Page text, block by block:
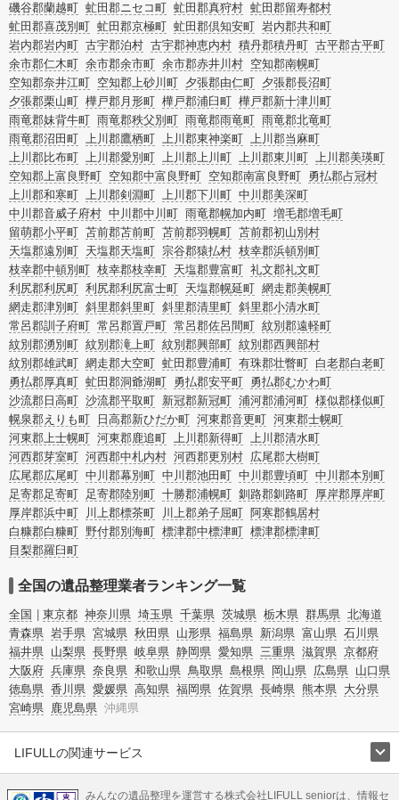
磯谷郡蘭越町 虻田郡ニセコ町 虻田郡真狩村 虻田郡留寿都村
虻田郡喜茂別町 虻田郡京極町 虻田郡倶知安町 岩内郡共和町
岩内郡岩内町 古宇郡泊村 古宇郡神恵内村 積丹郡積丹町 古平郡古平町
余市郡仁木町 余市郡余市町 余市郡赤井川村 空知郡南幌町
空知郡奈井江町 空知郡上砂川町 夕張郡由仁町 夕張郡長沼町
夕張郡栗山町 樺戸郡月形町 樺戸郡浦臼町 樺戸郡新十津川町
雨竜郡妹背牛町 雨竜郡秩父別町 雨竜郡雨竜町 雨竜郡北竜町
雨竜郡沼田町 上川郡鷹栖町 上川郡東神楽町 上川郡当麻町
上川郡比布町 上川郡愛別町 上川郡上川町 上川郡東川町 上川郡美瑛町
空知郡上富良野町 空知郡中富良野町 空知郡南富良野町 勇払郡占冠村
上川郡和寒町 上川郡剣淵町 上川郡下川町 中川郡美深町
中川郡音威子府村 中川郡中川町 雨竜郡幌加内町 増毛郡増毛町
留萌郡小平町 苫前郡苫前町 苫前郡羽幌町 苫前郡初山別村
天塩郡遠別町 天塩郡天塩町 宗谷郡猿払村 枝幸郡浜頓別町
枝幸郡中頓別町 枝幸郡枝幸町 天塩郡豊富町 礼文郡礼文町
利尻郡利尻町 利尻郡利尻富士町 天塩郡幌延町 網走郡美幌町
網走郡津別町 斜里郡斜里町 斜里郡清里町 斜里郡小清水町
常呂郡訓子府町 常呂郡置戸町 常呂郡佐呂間町 紋別郡遠軽町
紋別郡湧別町 紋別郡滝上町 紋別郡興部町 紋別郡西興部村
紋別郡雄武町 網走郡大空町 虻田郡豊浦町 有珠郡壮瞥町 白老郡白老町
勇払郡厚真町 虻田郡洞爺湖町 勇払郡安平町 勇払郡むかわ町
沙流郡日高町 沙流郡平取町 新冠郡新冠町 浦河郡浦河町 様似郡様似町
幌泉郡えりも町
日高郡新ひだか町 河東郡音更町 河東郡士幌町
河東郡上士幌町 河東郡鹿追町 上川郡新得町 上川郡清水町
河西郡芽室町 河西郡中札内村 河西郡更別村 広尾郡大樹町
広尾郡広尾町 中川郡幕別町 中川郡池田町 中川郡豊頃町 中川郡本別町
足寄郡足寄町 足寄郡陸別町 十勝郡浦幌町 釧路郡釧路町 厚岸郡厚岸町
厚岸郡浜中町
川上郡標茶町 川上郡弟子屈町 阿寒郡鶴居村
白糠郡白糠町 野付郡別海町 標津郡中標津町 標津郡標津町
目梨郡羅臼町
全国の遺品整理業者ランキング一覧
全国 東京都 神奈川県 埼玉県 千葉県 茨城県 栃木県 群馬県 北海道
青森県 岩手県 宮城県 秋田県 山形県 福島県 新潟県 富山県 石川県
福井県 山梨県 長野県 岐阜県 静岡県 愛知県 三重県 滋賀県 京都府
大阪府 兵庫県 奈良県 和歌山県 鳥取県 島根県 岡山県 広島県 山口県
徳島県 香川県 愛媛県 高知県 福岡県 佐賀県 長崎県 熊本県 大分県
宮崎県 鹿児島県 沖縄県
LIFULLの関連サービス
みんなの遺品整理を運営する株式会社LIFULL seniorは、情報セ